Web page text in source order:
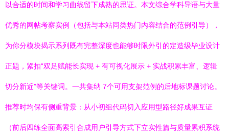
以合适的时间和学习曲线留下成熟的思证。本文综合学科导语与大量
优秀的网帖考察实例（包括与本站同类热门内容结合的范例引导），
为你分模块揭示系列既有完整深度也能够时限外引的定造级毕业设计
正题，紧扣“双足赋能长实现 + 有可视化展示 + 实战积累丰富、逻辑
切分新近”等关键词。一共集纳 7个可用支架范例的后地标课题讨论。
推荐时均保有侧重背景：从小初组代码切入应用型路径好成果互证
（前后四练全面高索引合成用户引导方式下立实性篇与质量累积系统